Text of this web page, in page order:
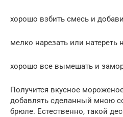
хорошо взбить смесь и
мелко нарезать или натереть
хорошо все вымешать и
Получится вкусное
добавлять сделанный мною
брюле. Естественно, такой